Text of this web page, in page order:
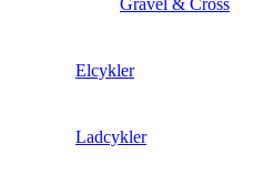
Gravel & Cross
Elcykler
Ladcykler